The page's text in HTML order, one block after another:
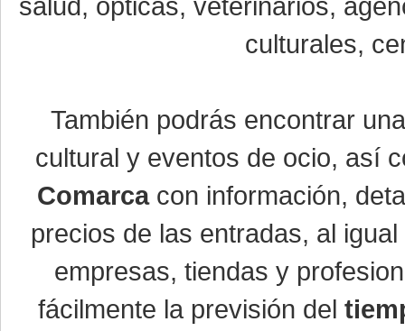
culturales,
También podrás encontrar
cultural y eventos de ocio, así
Comarcacon información,
precios de las entradas, al
empresas, tiendas y
fácilmente la previsión del